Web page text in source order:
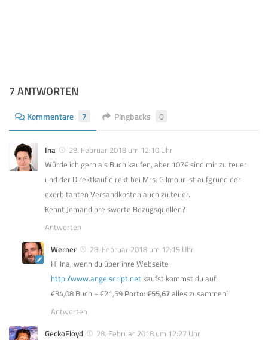
7 ANTWORTEN
Kommentare 7 Pingbacks 0
Ina
28. Februar 2018 um 12:10 Uhr
Würde ich gern als Buch kaufen, aber 107€ sind mir zu teuer
und der Direktkauf direkt bei Mrs. Gilmour ist aufgrund der
exorbitanten Versandkosten auch zu teuer.
Kennt Jemand preiswerte Bezugsquellen?
Antworten
Werner
28. Februar 2018 um 12:15 Uhr
Hi Ina, wenn du über ihre Webseite
http://www.angelscript.net kaufst kommst du auf:
€34,08 Buch + €21,59 Porto: €55,67alles zusammen!
Antworten
GeckoFloyd
28. Februar 2018 um 12:27 Uhr